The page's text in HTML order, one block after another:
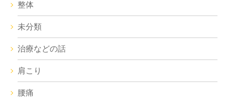
整体
未分類
治療などの話
肩こり
腰痛